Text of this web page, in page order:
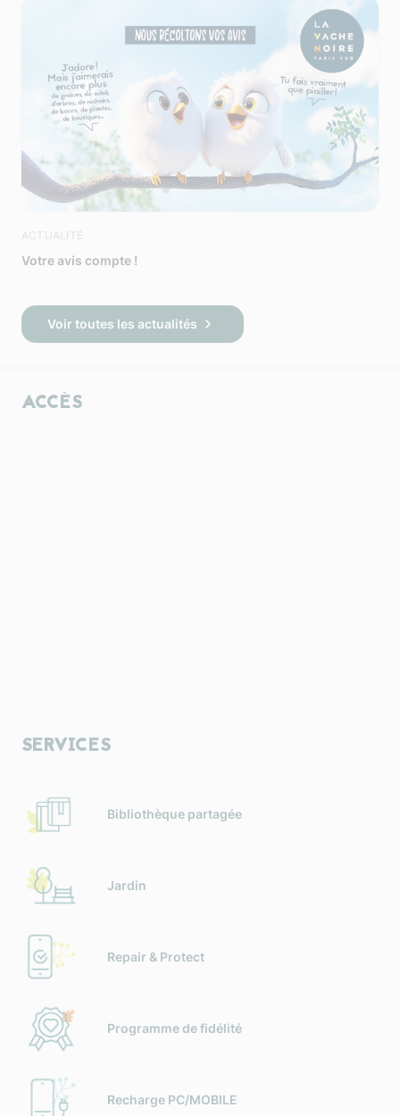
ACTUALITÉ
Votre avis compte !
Voir toutes les actualités
ACCÈS
SERVICES
Bibliothèque partagée
Jardin
Repair & Protect
Programme de fidélité
Recharge PC/MOBILE